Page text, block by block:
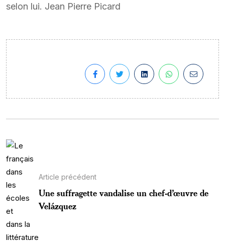
selon lui. Jean Pierre Picard
Article précédent
Une suffragette vandalise un chef-d’œuvre de
Velázquez